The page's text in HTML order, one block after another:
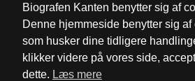
Biografen Kanten benytter sig af
Denne hjemmeside benytter sig af
som husker dine tidligere
klikker videre på vores side,
dette. Læs mere
Åbningstider
Cookie- og privatlivspolitik